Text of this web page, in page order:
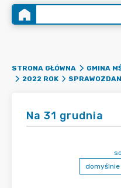
STRONA GŁÓWNA GMINA
2022 ROK
Na 31 grudnia